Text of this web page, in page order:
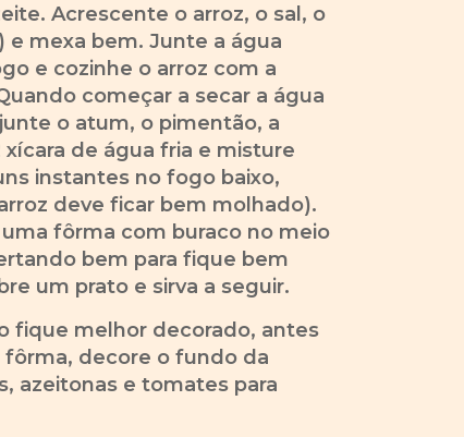
Acrescente o arroz, o sal, o
e mexa bem. Junte a água
e cozinhe o arroz com a
começar a secar a água
o atum, o pimentão, a
xícara de água fria e misture
instantes no fogo baixo,
deve ficar bem molhado).
fôrma com buraco no meio
bem para fique bem
um prato e sirva a seguir.
fique melhor decorado, antes
fôrma, decore o fundo da
azeitonas e tomates para